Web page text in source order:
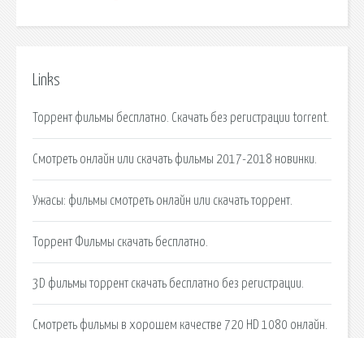
Links
Торрент фильмы бесплатно. Скачать без регистрации torrent.
Смотреть онлайн или скачать фильмы 2017-2018 новинки.
Ужасы: фильмы смотреть онлайн или скачать торрент.
Торрент Фильмы скачать бесплатно.
3D фильмы торрент скачать бесплатно без регистрации.
Смотреть фильмы в хорошем качестве 720 HD 1080 онлайн.